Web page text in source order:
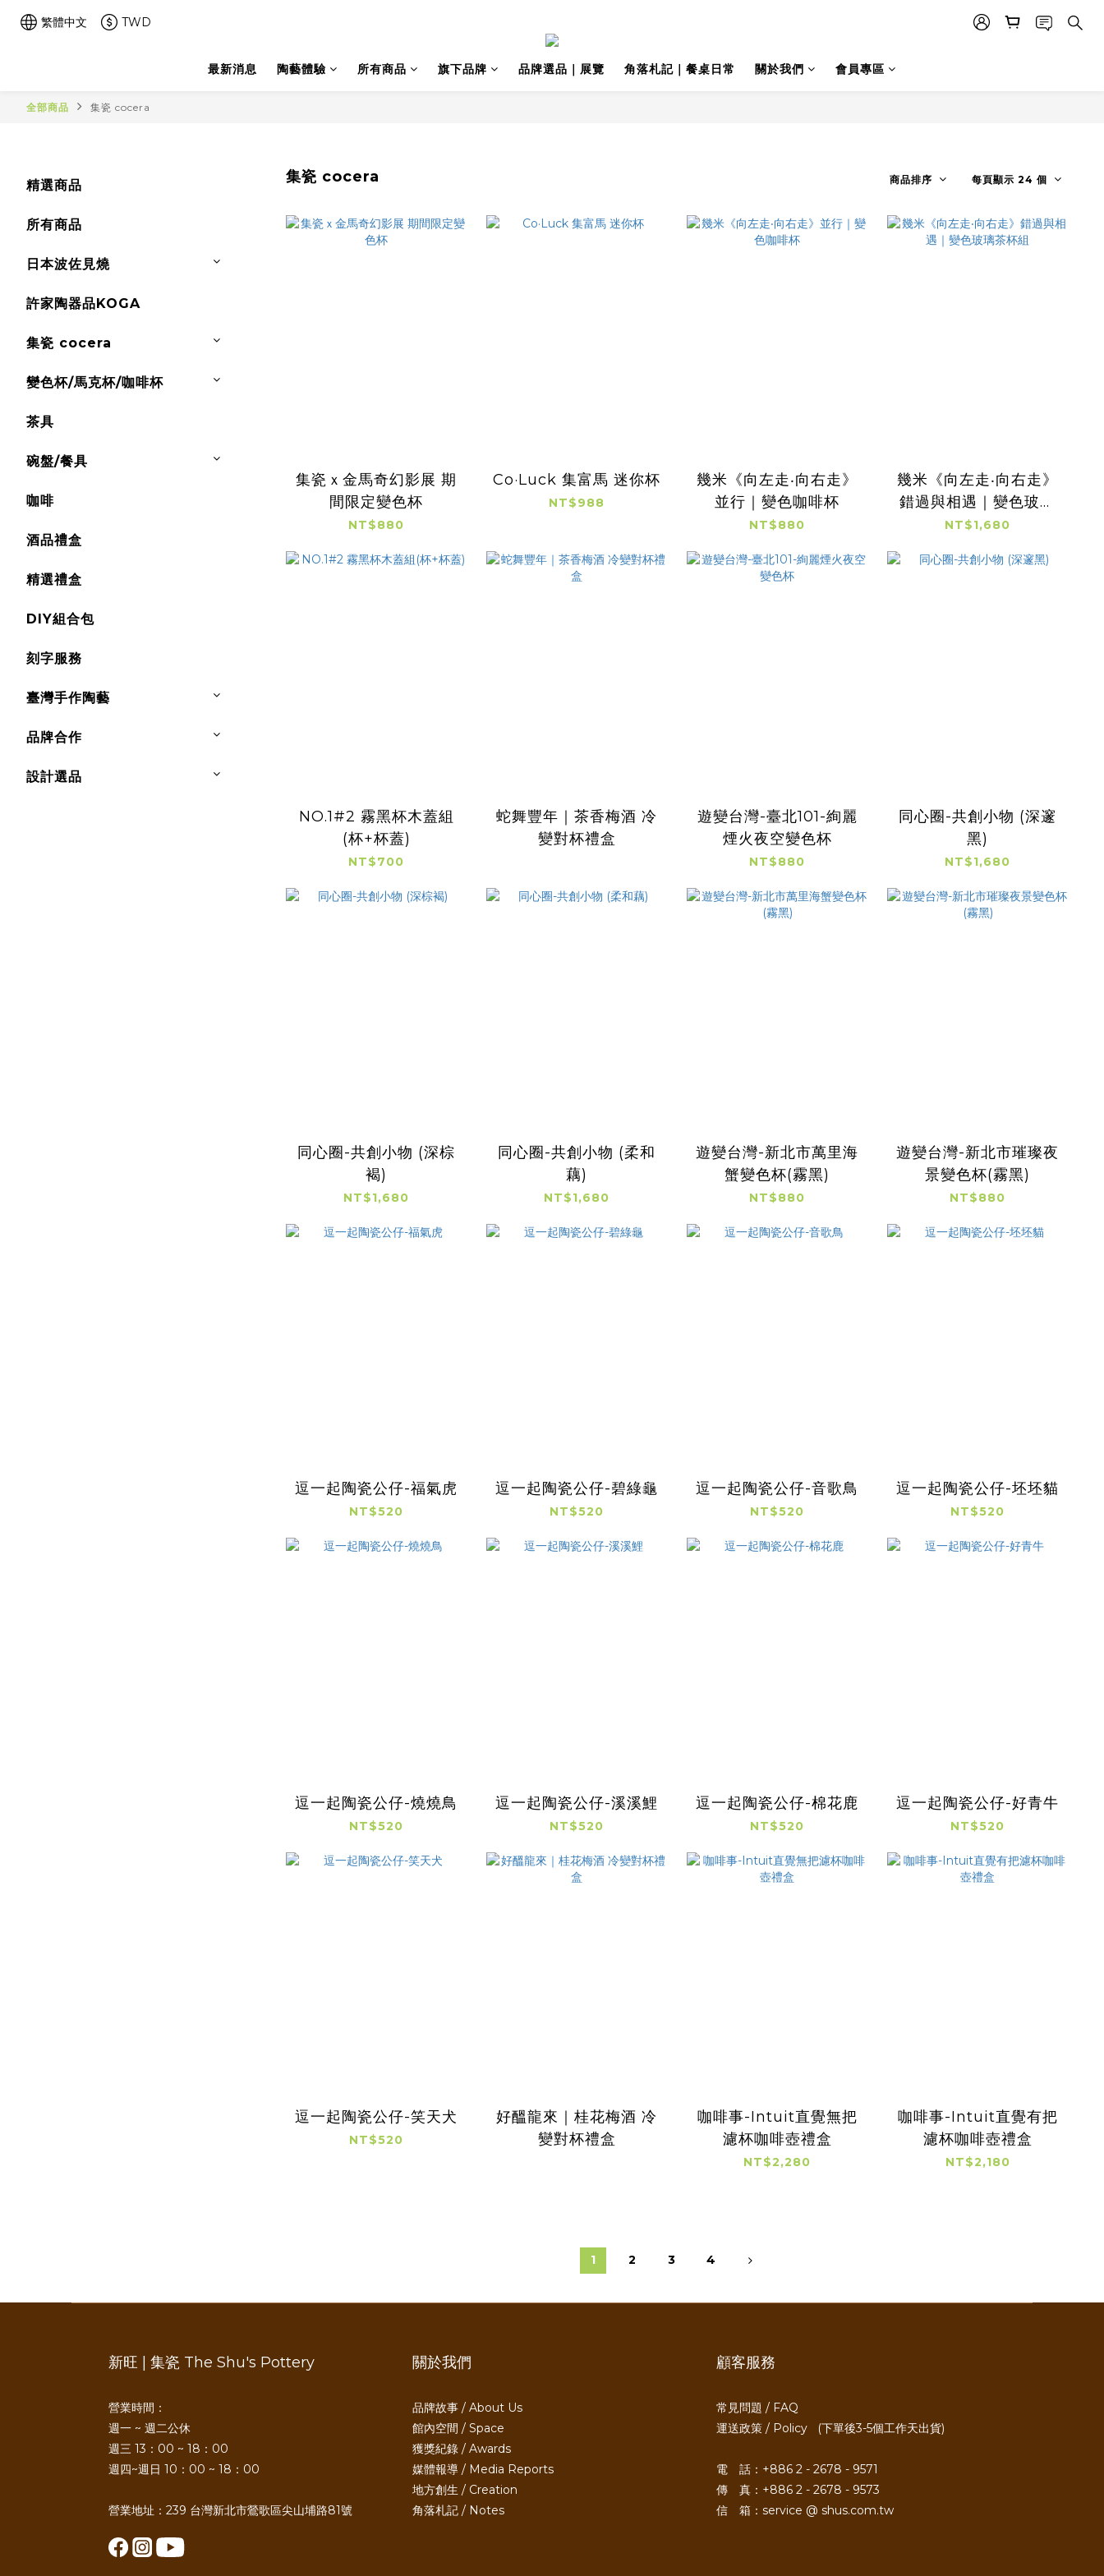
繁體中文 TWD
最新消息 陶藝體驗 所有商品 旗下品牌 品牌選品｜展覽 角落札記｜餐桌日常 關於我們 會員專區
全部商品 集瓷 cocera
精選商品
所有商品
日本波佐見燒
許家陶器品KOGA
集瓷 cocera
變色杯/馬克杯/咖啡杯
茶具
碗盤/餐具
咖啡
酒品禮盒
精選禮盒
DIY組合包
刻字服務
臺灣手作陶藝
品牌合作
設計選品
集瓷 cocera 商品排序 每頁顯示 24 個
集瓷ｘ金馬奇幻影展 期
間限定變色杯
NT$880
Co·Luck 集富馬 迷你杯
NT$988
幾米《向左走‧向右走》
並行｜變色咖啡杯
NT$880
幾米《向左走‧向右走》
錯過與相遇｜變色玻璃
茶杯組
NT$1,680
NO.1#2 霧黑杯木蓋組
(杯+杯蓋)
NT$700
蛇舞豐年｜茶香梅酒 冷
變對杯禮盒
遊變台灣-臺北101-絢麗
煙火夜空變色杯
NT$880
同心圈-共創小物 (深邃
黑)
NT$1,680
同心圈-共創小物 (深棕
褐)
NT$1,680
同心圈-共創小物 (柔和
藕)
NT$1,680
遊變台灣-新北市萬里海
蟹變色杯(霧黑)
NT$880
遊變台灣-新北市璀璨夜
景變色杯(霧黑)
NT$880
逗一起陶瓷公仔-福氣虎
NT$520
逗一起陶瓷公仔-碧綠龜
NT$520
逗一起陶瓷公仔-音歌鳥
NT$520
逗一起陶瓷公仔-坯坯貓
NT$520
逗一起陶瓷公仔-燒燒鳥
NT$520
逗一起陶瓷公仔-溪溪鯉
NT$520
逗一起陶瓷公仔-棉花鹿
NT$520
逗一起陶瓷公仔-好青牛
NT$520
逗一起陶瓷公仔-笑天犬
NT$520
好醞龍來｜桂花梅酒 冷
變對杯禮盒
咖啡事-Intuit直覺無把
濾杯咖啡壺禮盒
NT$2,280
咖啡事-Intuit直覺有把
濾杯咖啡壺禮盒
NT$2,180
1 2 3 4
新旺 | 集瓷 The Shu's Pottery
營業時間：
週一 ~ 週二公休
週三 13：00 ~ 18：00
週四~週日 10：00 ~ 18：00
營業地址：239 台灣新北市鶯歌區尖山埔路81號
關於我們
品牌故事 / About Us
館內空間 / Space
獲獎紀錄 / Awards
媒體報導 / Media Reports
地方創生 / Creation
角落札記 / Notes
顧客服務
常見問題 / FAQ
運送政策 / Policy (下單後3-5個工作天出貨)
電 話：+886 2 - 2678 - 9571
傳 真：+886 2 - 2678 - 9573
信 箱：service @ shus.com.tw